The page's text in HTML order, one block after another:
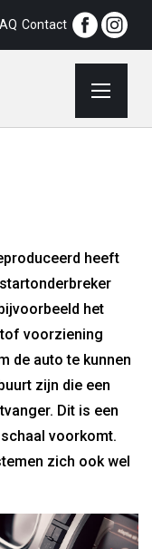
Contact
het
voorziening
de auto te kunnen
zijn die een
Dit is een
voorkomt.
zich ook wel